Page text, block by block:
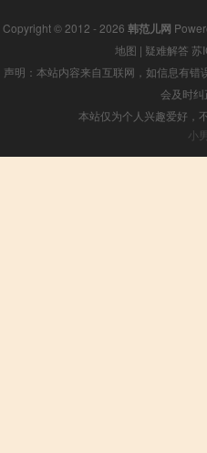
Copyright © 2012 - 2026 韩范儿网
地图 | 疑难解答 苏
声明：本站内容来自互联网，如信息有
会及时
本站仅为个人兴趣爱好，
小